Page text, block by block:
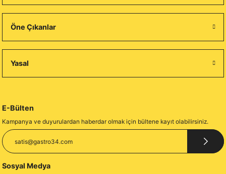
Öne Çıkanlar
Yasal
E-Bülten
Kampanya ve duyurulardan haberdar olmak için bültene kayıt olabilirsiniz.
Sosyal Medya